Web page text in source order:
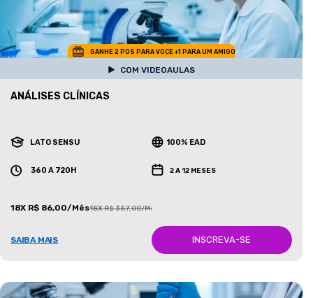
GANHE 2 POS PARA VOCE +1 PARA UM AMIGO
COM VIDEOAULAS
ANÁLISES CLÍNICAS
LATO SENSU 100% EAD
360 A 720H 2 A 12 MESES
18X R$ 86,00/Mês18X R$ 387,00/Mês
SAIBA MAIS INSCREVA-SE